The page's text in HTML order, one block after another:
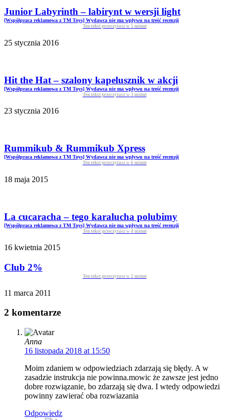
Junior Labyrinth – labirynt w wersji light
[Współpraca reklamowa z TM Toys] Wydawca nie ma wpływu na treść recenzji
Ten tekst przeczytasz w 5 minut
25 stycznia 2016
Hit the Hat – szalony kapelusznik w akcji
[Współpraca reklamowa z TM Toys] Wydawca nie ma wpływu na treść recenzji
Ten tekst przeczytasz w 3 minut
23 stycznia 2016
Rummikub & Rummikub Xpress
[Współpraca reklamowa z TM Toys] Wydawca nie ma wpływu na treść recenzji
Ten tekst przeczytasz w 6 minut
18 maja 2015
La cucaracha – tego karalucha polubimy
[Współpraca reklamowa z TM Toys] Wydawca nie ma wpływu na treść recenzji
Ten tekst przeczytasz w 4 minut
16 kwietnia 2015
Club 2%
Ten tekst przeczytasz w 2 minut
11 marca 2011
2 komentarze
Anna
16 listopada 2018 at 15:50
Moim zdaniem w odpowiedziach zdarzają się błędy. A w
zasadzie instrukcja nie powinna.mowic że zawsze jest jedno
dobre rozwiązanie, bo zdarzają się dwa. I wtedy odpowiedzi
powinny zawierać oba rozwiazania
Odpowiedz